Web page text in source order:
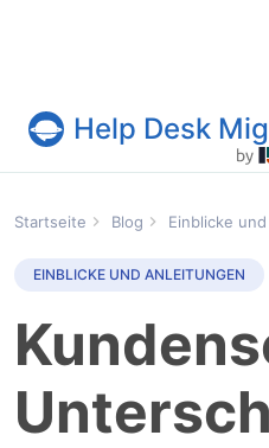
Help Desk Migration
Help Desk
Startseite Blog Einblicke
EINBLICKE UND ANLEITUNGEN